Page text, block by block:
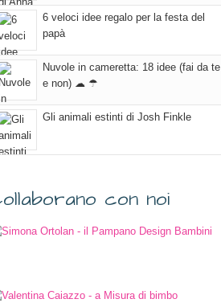
6 veloci idee regalo per la festa del
papà
Nuvole in cameretta: 18 idee (fai da te
e non) ☁ ☂
Gli animali estinti di Josh Finkle
con noi